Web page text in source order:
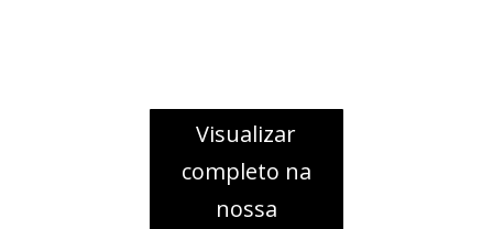
Visualizar
completo na
nossa